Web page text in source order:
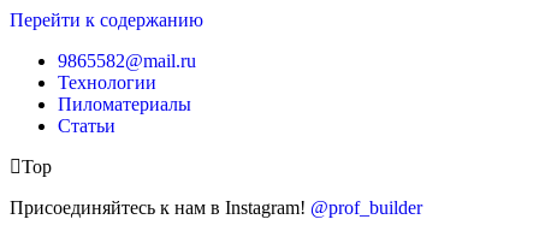
Перейти к содержанию
9865582@mail.ru
Технологии
Пиломатериалы
Статьи
Top
Присоединяйтесь к нам в Instagram! @prof_builder